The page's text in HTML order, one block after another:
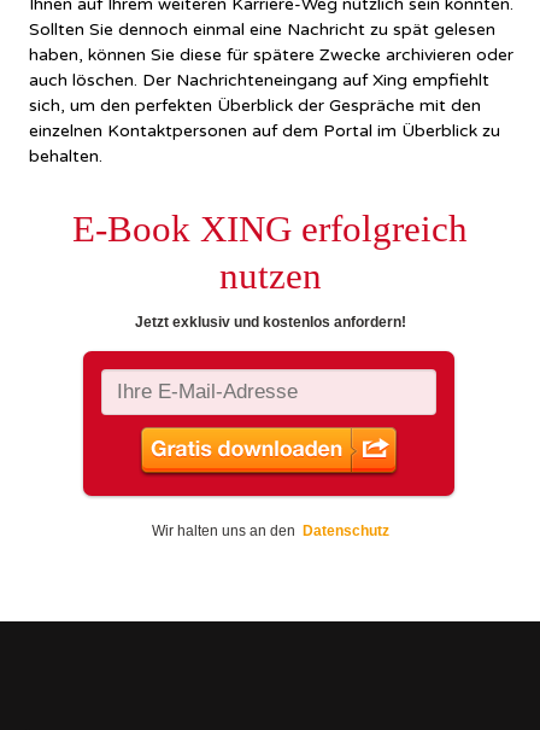
Ihnen auf Ihrem weiteren Karriere-Weg nützlich sein könnten.
Sollten Sie dennoch einmal eine Nachricht zu spät gelesen
haben, können Sie diese für spätere Zwecke archivieren oder
auch löschen. Der Nachrichteneingang auf Xing empfiehlt
sich, um den perfekten Überblick der Gespräche mit den
einzelnen Kontaktpersonen auf dem Portal im Überblick zu
behalten.
E-Book XING erfolgreich
nutzen
Jetzt exklusiv und kostenlos anfordern!
Wir halten uns an den Datenschutz